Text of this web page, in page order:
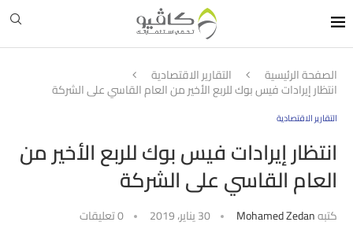
الصفحة الرئيسية التقارير الاقتصادية
انتظار إيرادات فيس بوك للربع الأخير من العام القاسي على الشركة
التقارير الاقتصادية
انتظار إيرادات فيس بوك للربع الأخير من
العام القاسي على الشركة
كتبهMohamed Zedan 30 يناير، 2019 0 تعليقات